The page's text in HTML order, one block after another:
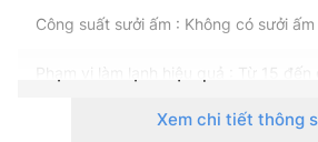
Công suất sưởi ấm : Không có sưởi ấm
Phạm vi làm lạnh hiệu quả : Từ 15 đến
Chế độ tiết kiệm điện : Chế độ Eco tiết
Xem chi tiết thông